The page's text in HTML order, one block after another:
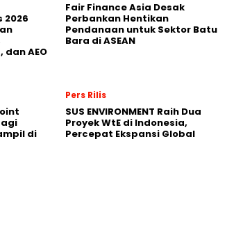
2026
dan AEO
Fair Finance Asia Desak
Perbankan Hentikan
Pendanaan untuk Sektor Batu
Bara di ASEAN
di
Pers Rilis
SUS ENVIRONMENT Raih Dua
Proyek WtE di Indonesia,
Percepat Ekspansi Global